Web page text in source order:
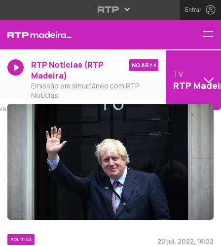
Entrar
RTP Notícias (RTP
Madeira)
Emissão em simultâneo com RTP
Notícias
NO AR
TV
RTP
POLÍTICA 20 jul, 2022, 16:02